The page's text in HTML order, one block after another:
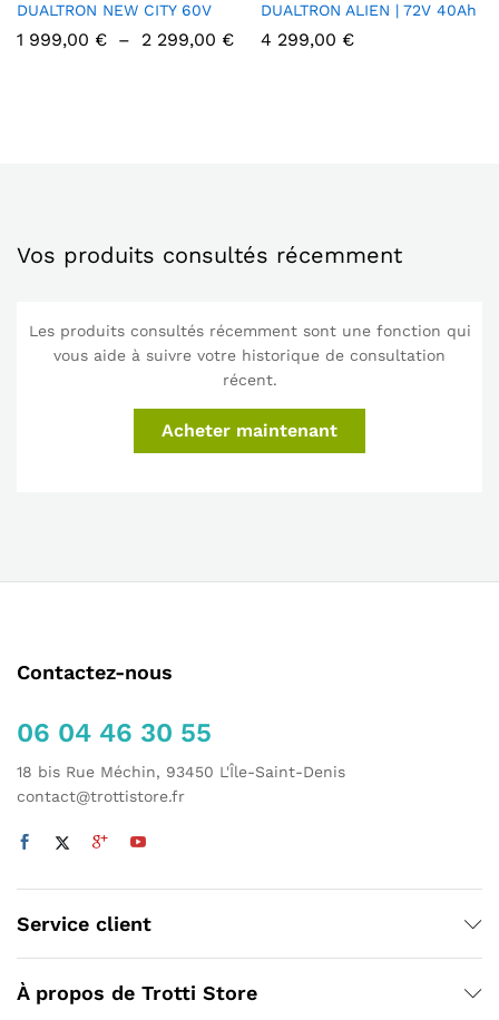
DUALTRON NEW CITY 60V
1 999,00 € – 2 299,00 €Plage
DUALTRON ALIEN | 72V 40Ah
4 299,00 €
Vos produits consultés récemment
Les produits consultés récemment sont une fonction qui
vous aide à suivre votre historique de consultation
récent.
Acheter maintenant
Contactez-nous
06 04 46 30 55
18 bis Rue Méchin, 93450 L'Île-Saint-Denis
contact@trottistore.fr
Service client
À propos de Trotti Store